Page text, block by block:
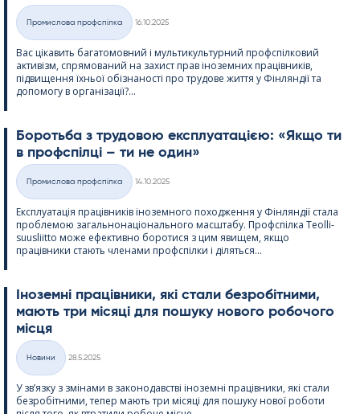
Категорії
Промислова профспілка
16.10.2025
Вас цікавить багатомовний і мультикультурний профспілковий
активізм, спрямований на захист прав іноземних працівників,
підвищення їхньої обізнаності про трудове життя у Фінляндії та
допомогу в організації?...
Боротьба з трудовою експлуатацією: «Якщо ти
в профспілці – ти не один»
Категорії
Промислова профспілка
14.10.2025
Експлуатація працівників іноземного походження у Фінляндії стала
проблемою загальнонаціонального масштабу. Профспілка Teol­li­
suus­liitto може ефективно боротися з цим явищем, якщо
працівники стають членами профспілки і діляться...
Іноземні працівники, які стали безробітними,
мають три місяці для пошуку нового робочого
місця
Категорії
Новини
28.5.2025
У зв’язку з змінами в законодавстві іноземні працівники, які стали
безробітними, тепер мають три місяці для пошуку нової роботи